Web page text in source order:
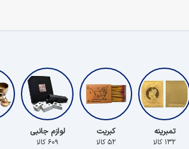
تمبرینه
۱۳۲ کالا
کبریت
۵۲ کالا
لوازم جانبی
۶۰۹ کالا